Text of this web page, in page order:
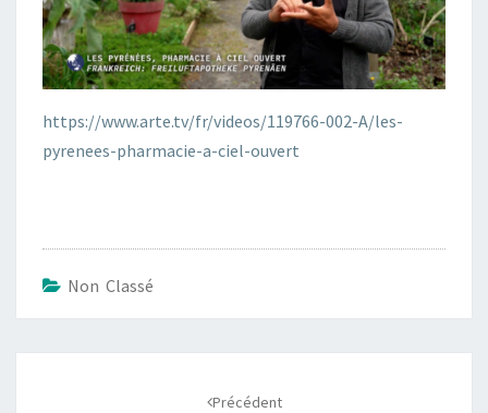
https://www.arte.tv/fr/videos/119766-002-A/les-
pyrenees-pharmacie-a-ciel-ouvert
Non Classé
Précédent